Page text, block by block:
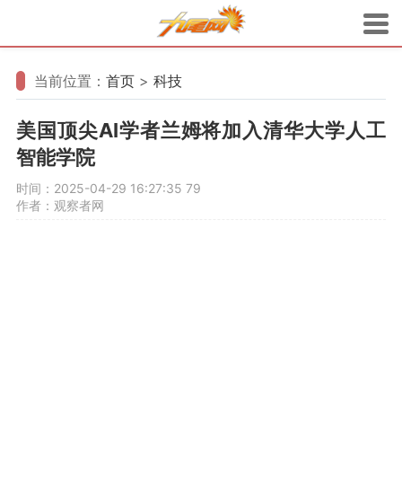
当前位置： 首页 > 科技
美国顶尖AI学者兰姆将加入清华大学人工
智能学院
时间：2025-04-29 16:27:35 79
作者：观察者网